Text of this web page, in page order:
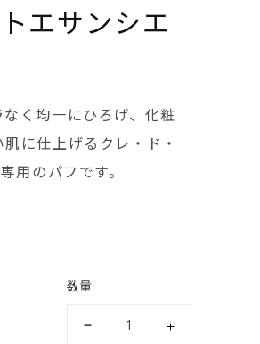
エサンシエ
く均一にひろげ、化粧
に仕上げるクレ・ド・
用のパフです。
数量